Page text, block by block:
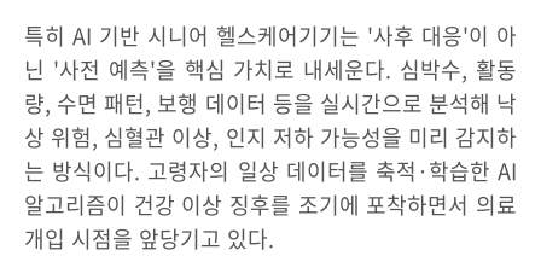
특히 AI 기반 시니어 헬스케어기기는 '사후 대응'이 아
닌 '사전 예측'을 핵심 가치로 내세운다. 심박수, 활동
량, 수면 패턴, 보행 데이터 등을 실시간으로 분석해 낙
상 위험, 심혈관 이상, 인지 저하 가능성을 미리 감지하
는 방식이다. 고령자의 일상 데이터를 축적·학습한 AI
알고리즘이 건강 이상 징후를 조기에 포착하면서 의료
개입 시점을 앞당기고 있다.